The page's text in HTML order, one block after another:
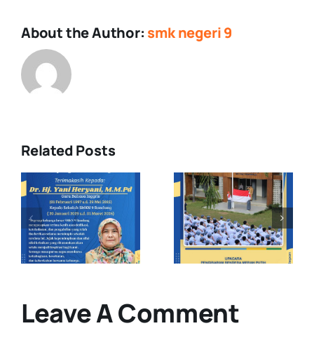
About the Author: smk negeri 9
Related Posts
Upacara
Pengibaran
Bendera
Merah Putih
: Raih lah
Visi atau
Masa Depan
di MPLS
Jawa Barat
Bandung
Leave A Comment